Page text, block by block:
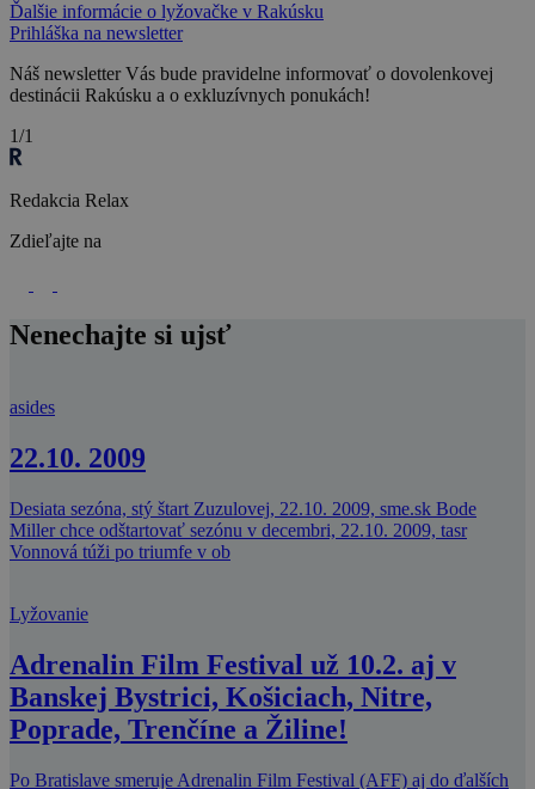
Ďalšie informácie o lyžovačke v Rakúsku
Prihláška na newsletter
Náš newsletter Vás bude pravidelne informovať o dovolenkovej
destinácii Rakúsku a o exkluzívnych ponukách!
1/1
Redakcia Relax
Zdieľajte na
Nenechajte si ujsť
asides
22.10. 2009
Desiata sezóna, stý štart Zuzulovej, 22.10. 2009, sme.sk Bode
Miller chce odštartovať sezónu v decembri, 22.10. 2009, tasr
Vonnová túži po triumfe v ob
Lyžovanie
Adrenalin Film Festival už 10.2. aj v
Banskej Bystrici, Košiciach, Nitre,
Poprade, Trenčíne a Žiline!
Po Bratislave smeruje Adrenalin Film Festival (AFF) aj do ďalších